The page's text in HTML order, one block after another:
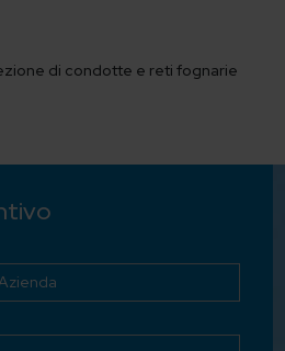
di condotte e reti fognarie